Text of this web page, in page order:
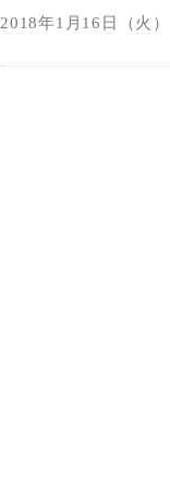
2018年1月16日（火